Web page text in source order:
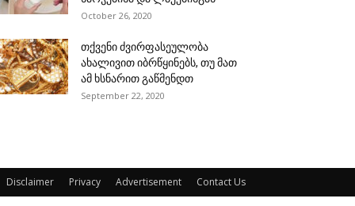
October 26, 2020
თქვენი ძვირფასეულობა
ახალივით იბრწყინებს, თუ მათ
ამ ხსნარით გაწმენდთ
September 22, 2020
Disclaimer Privacy Advertisement Contact Us